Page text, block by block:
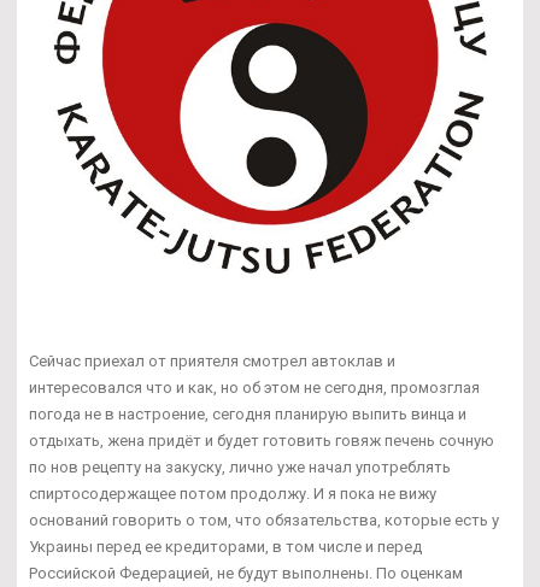
Сейчас приехал от приятеля смотрел автоклав и
интересовался что и как, но об этом не сегодня, промозглая
погода не в настроение, сегодня планирую выпить винца и
отдыхать, жена придёт и будет готовить говяж печень сочную
по нов рецепту на закуску, лично уже начал употреблять
спиртосодержащее потом продолжу. И я пока не вижу
оснований говорить о том, что обязательства, которые есть у
Украины перед ее кредиторами, в том числе и перед
Российской Федерацией, не будут выполнены. По оценкам